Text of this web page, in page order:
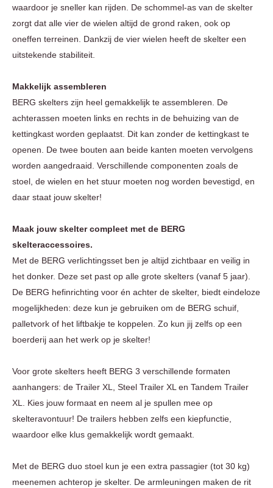
waardoor je sneller kan rijden. De schommel-as van de skelter
zorgt dat alle vier de wielen altijd de grond raken, ook op
oneffen terreinen. Dankzij de vier wielen heeft de skelter een
uitstekende stabiliteit.
Makkelijk assembleren
BERG skelters zijn heel gemakkelijk te assembleren. De
achterassen moeten links en rechts in de behuizing van de
kettingkast worden geplaatst. Dit kan zonder de kettingkast te
openen. De twee bouten aan beide kanten moeten vervolgens
worden aangedraaid. Verschillende componenten zoals de
stoel, de wielen en het stuur moeten nog worden bevestigd, en
daar staat jouw skelter!
Maak jouw skelter compleet met de BERG
skelteraccessoires.
Met de BERG verlichtingsset ben je altijd zichtbaar en veilig in
het donker. Deze set past op alle grote skelters (vanaf 5 jaar).
De BERG hefinrichting voor én achter de skelter, biedt eindeloze
mogelijkheden: deze kun je gebruiken om de BERG schuif,
palletvork of het liftbakje te koppelen. Zo kun jij zelfs op een
boerderij aan het werk op je skelter!
Voor grote skelters heeft BERG 3 verschillende formaten
aanhangers: de Trailer XL, Steel Trailer XL en Tandem Trailer
XL. Kies jouw formaat en neem al je spullen mee op
skelteravontuur! De trailers hebben zelfs een kiepfunctie,
waardoor elke klus gemakkelijk wordt gemaakt.
Met de BERG duo stoel kun je een extra passagier (tot 30 kg)
meenemen achterop je skelter. De armleuningen maken de rit